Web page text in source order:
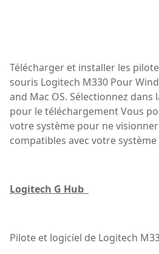
Télécharger et installer les
souris Logitech M330 Pour
and Mac OS. Sélectionnez
pour le téléchargement Vous
votre système pour ne
compatibles avec votre système
Logitech G Hub
Pilote et logiciel de Logitech